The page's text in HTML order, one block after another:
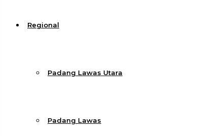
Regional
Padang Lawas Utara
Padang Lawas